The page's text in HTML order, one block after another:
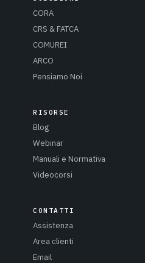
CORA
CRS & FATCA
COMUREI
ARCO
Pensiamo Noi
RISORSE
Blog
Webinar
Manuali e Normativa
Videocorsi
CONTATTI
Assistenza
Area clienti
Email